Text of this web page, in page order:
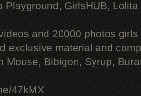
Playground, GirlsHUB, Lolita
and 20000 photos
exclusive material and
Mouse, Bibigon, Syrup,
47kMX